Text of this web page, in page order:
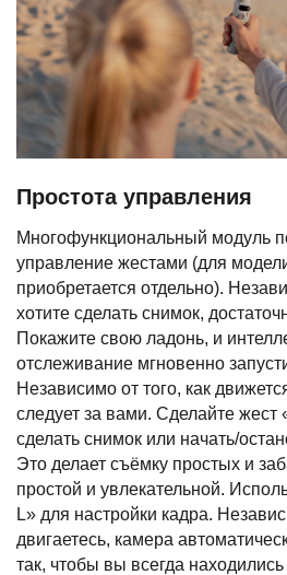
Простота управления
Многофункциональный модуль
управление жестами (для
приобретается отдельно).
хотите сделать снимок,
Покажите свою ладонь, и
отслеживание мгновенно
Независимо от того, как
следует за вами. Сделайте жест
сделать снимок или начать/
Это делает съёмку простых и
простой и увлекательной.
L» для настройки кадра.
двигаетесь, камера
так, чтобы вы всегда